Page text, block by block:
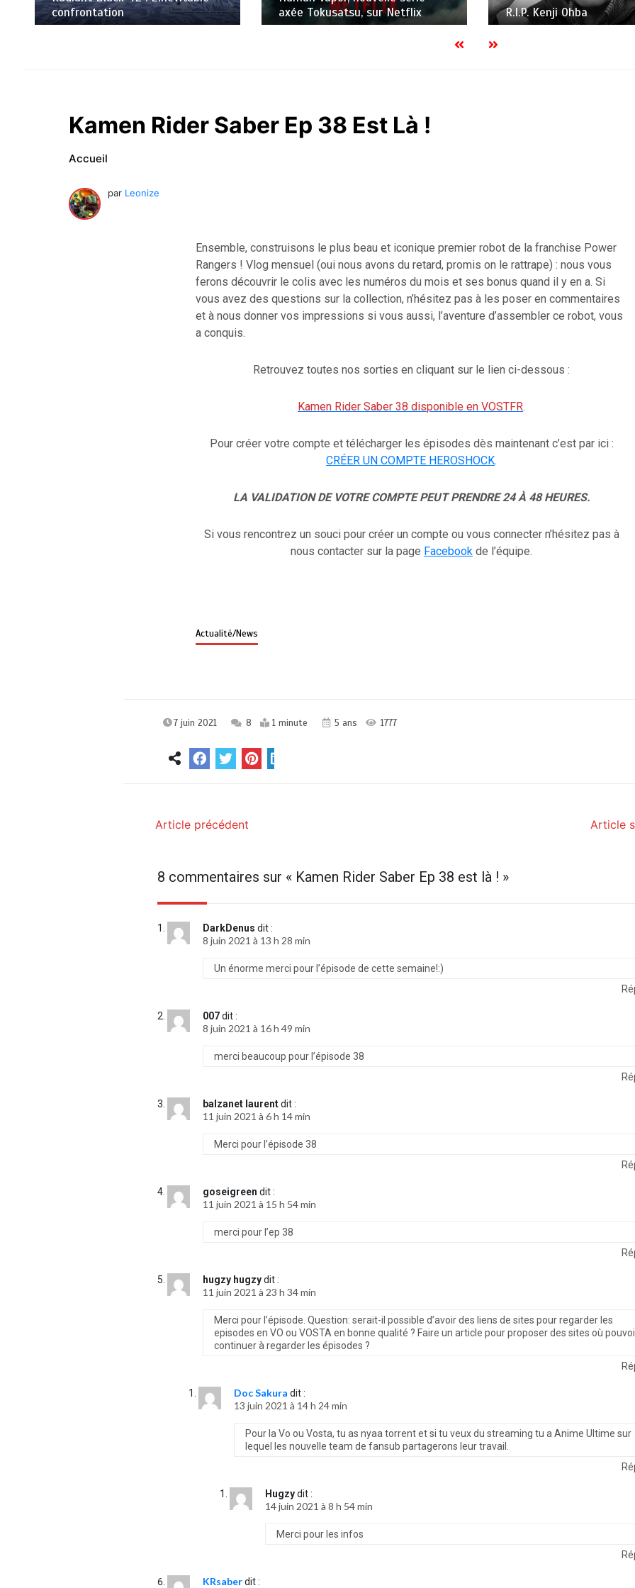
axée Tokusatsu, sur Netflix
R.I.P. Kenji Ohba
Japan Expo
Kamen Rider Saber Ep 38 Est Là !
Accueil
par Leonize
Ensemble, construisons le plus beau et iconique premier robot de la franchise Power
Rangers ! Vlog mensuel (oui nous avons du retard, promis on le rattrape) : nous vous
ferons découvrir le colis avec les numéros du mois et ses bonus quand il y en a. Si
vous avez des questions sur la collection, n’hésitez pas à les poser en commentaires
et à nous donner vos impressions si vous aussi, l’aventure d’assembler ce robot, vous
a conquis.
Retrouvez toutes nos sorties en cliquant sur le lien ci-dessous :
Kamen Rider Saber 38 disponible en VOSTFR.
Pour créer votre compte et télécharger les épisodes dès maintenant c’est par ici :
CRÉER UN COMPTE HEROSHOCK.
LA VALIDATION DE VOTRE COMPTE PEUT PRENDRE 24 À 48 HEURES.
Si vous rencontrez un souci pour créer un compte ou vous connecter n’hésitez pas à
nous contacter sur la page Facebook de l’équipe.
Actualité/News
7 juin 2021 8 1 minute 5 ans 1777
Article précédent Article
8 commentaires sur « Kamen Rider Saber Ep 38 est là ! »
DarkDenus dit :
8 juin 2021 à 13 h 28 min
Un énorme merci pour l’épisode de cette semaine!:)
007dit :
8 juin 2021 à 16 h 49 min
merci beaucoup pour l’épisode 38
balzanet laurentdit :
11 juin 2021 à 6 h 14 min
Merci pour l’épisode 38
goseigreen dit :
11 juin 2021 à 15 h 54 min
merci pour l’ep 38
hugzy hugzydit :
11 juin 2021 à 23 h 34 min
Merci pour l’épisode. Question: serait-il possible d’avoir des liens de sites pour regarder les
episodes en VO ou VOSTA en bonne qualité ? Faire un article pour proposer des sites où
continuer à regarder les épisodes ?
Doc Sakura dit :
13 juin 2021 à 14 h 24 min
Pour la Vo ou Vosta, tu as nyaa torrent et si tu veux du streaming tu a Anime Ultime sur
lequel les nouvelle team de fansub partagerons leur travail.
Hugzydit :
14 juin 2021 à 8 h 54 min
Merci pour les infos
KRsaberdit :